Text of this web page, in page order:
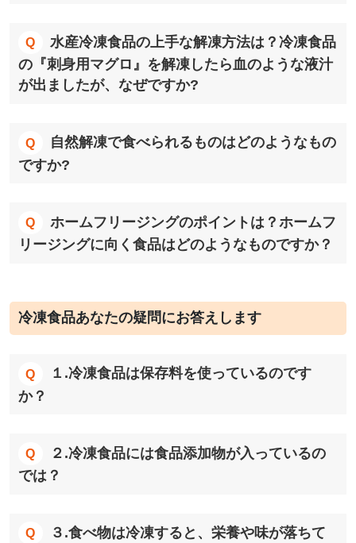
水産冷凍食品の上手な解凍方法は？冷凍食品
の『刺身用マグロ』を解凍したら血のような液汁
が出ましたが、なぜですか?
自然解凍で食べられるものはどのようなもの
ですか?
ホームフリージングのポイントは？ホームフ
リージングに向く食品はどのようなものですか？
冷凍食品あなたの疑問にお答えします
１.冷凍食品は保存料を使っているのです
か？
２.冷凍食品には食品添加物が入っているの
では？
３.食べ物は冷凍すると、栄養や味が落ちて